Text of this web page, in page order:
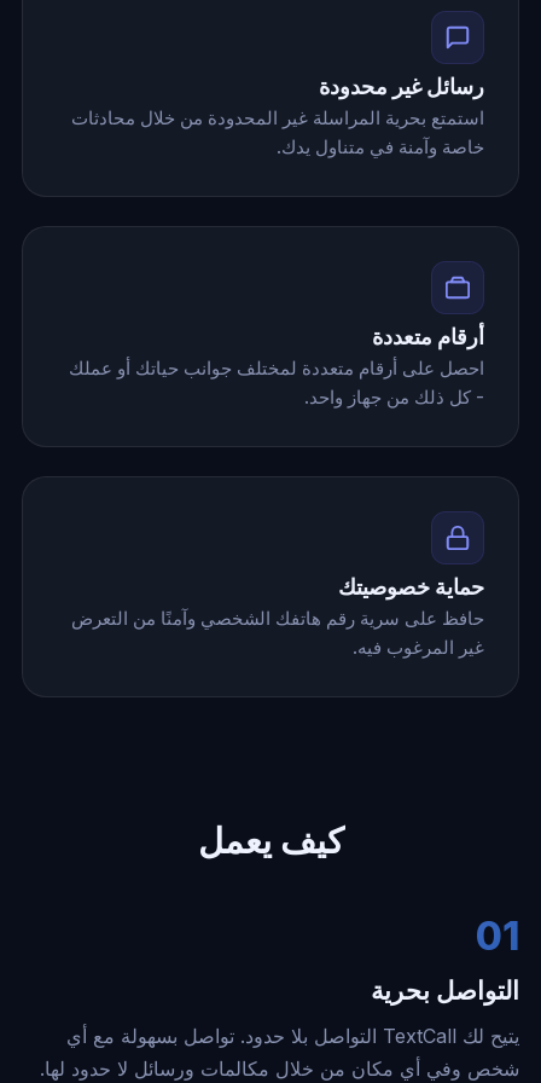
رسائل غير محدودة
استمتع بحرية المراسلة غير المحدودة من خلال محادثات
خاصة وآمنة في متناول يدك.
أرقام متعددة
احصل على أرقام متعددة لمختلف جوانب حياتك أو عملك
- كل ذلك من جهاز واحد.
حماية خصوصيتك
حافظ على سرية رقم هاتفك الشخصي وآمنًا من التعرض
غير المرغوب فيه.
كيف يعمل
01
التواصل بحرية
يتيح لك TextCall التواصل بلا حدود. تواصل بسهولة مع أي
شخص وفي أي مكان من خلال مكالمات ورسائل لا حدود لها.